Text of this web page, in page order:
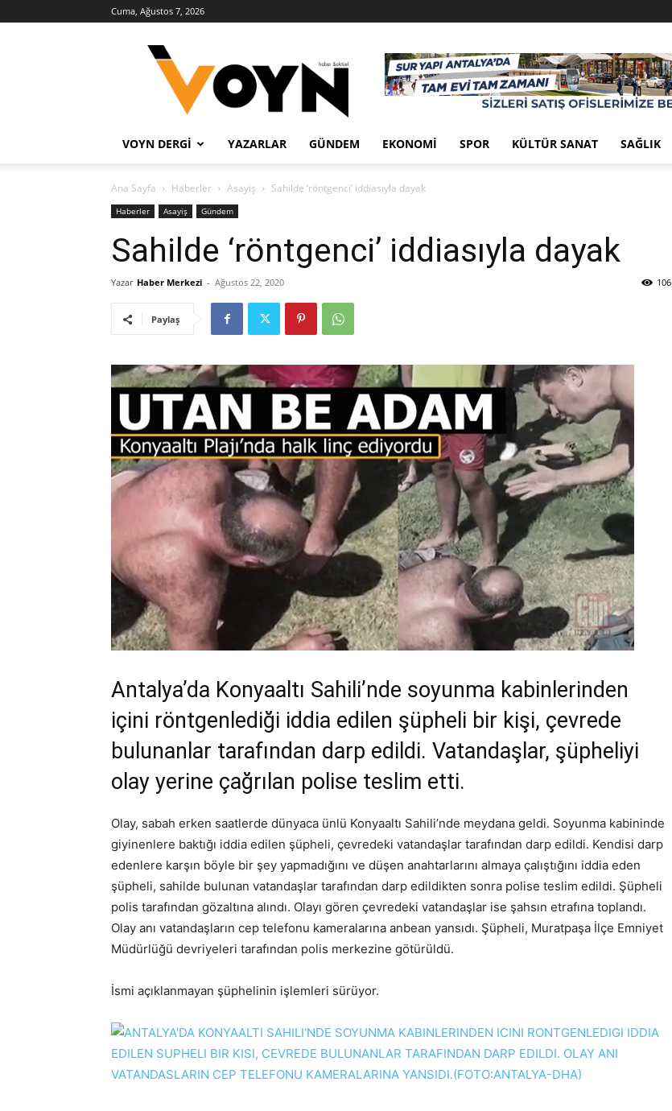
Cuma, Ağustos 7, 2026
Haber
VOYN DERGI YAZARLAR GÜNDEM EKONOMI SPOR KÜLTÜR SANAT SAĞLIK
Ana Sayfa Haberler Asayiş Sahilde ‘röntgenci’ iddiasıyla dayak
Haberler Asayiş Gündem
Sahilde ‘röntgenci’ iddiasıyla dayak
Yazar Haber Merkezi - Ağustos 22, 2020 106
Paylaş
Antalya’da Konyaaltı Sahili’nde soyunma kabinlerinden
içini röntgenlediği iddia edilen şüpheli bir kişi, çevrede
bulunanlar tarafından darp edildi. Vatandaşlar, şüpheliyi
olay yerine çağrılan polise teslim etti.
Olay, sabah erken saatlerde dünyaca ünlü Konyaaltı Sahili’nde meydana geldi. Soyunma kabininde
giyinenlere baktığı iddia edilen şüpheli, çevredeki vatandaşlar tarafından darp edildi. Kendisi darp
edenlere karşın böyle bir şey yapmadığını ve düşen anahtarlarını almaya çalıştığını iddia eden
şüpheli, sahilde bulunan vatandaşlar tarafından darp edildikten sonra polise teslim edildi. Şüpheli
polis tarafından gözaltına alındı. Olayı gören çevredeki vatandaşlar ise şahsın etrafına toplandı.
Olay anı vatandaşların cep telefonu kameralarına anbean yansıdı. Şüpheli, Muratpaşa İlçe Emniyet
Müdürlüğü devriyeleri tarafından polis merkezine götürüldü.
İsmi açıklanmayan şüphelinin işlemleri sürüyor.